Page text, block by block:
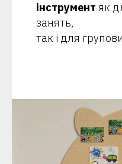
інструмент як
занять,
так і для